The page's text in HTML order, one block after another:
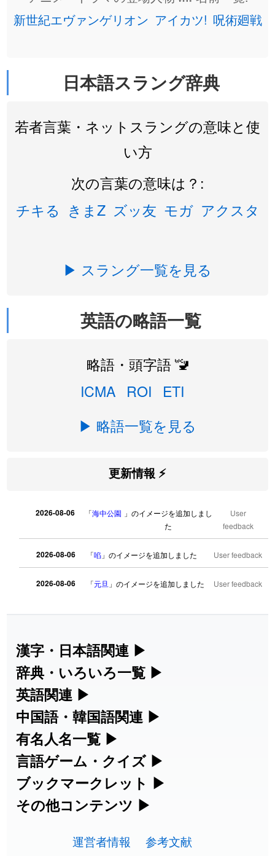
新世紀エヴァンゲリオン アイカツ! 呪術廻戦
日本語スラング辞典
若者言葉・ネットスラングの意味と使
い方
次の言葉の意味は？:
チキる きまZ ズッ友 モガ アクスタ
▶ スラング一覧を見る
英語の略語一覧
略語・頭字語 🚾
ICMA
ROI
ETI
▶ 略語一覧を見る
更新情報 ⚡
2026-08-06 「海中公園 」のイメージを追加しまし
た
User
feedback
2026-08-06 「啗 」のイメージを追加しました User feedback
2026-08-06 「元旦 」のイメージを追加しました User feedback
2026-08-06 「 」のイメージを追加しました
2026-08-06 「 胆石」のイメージを追加しました
2026-08-06 「
2026-08-06
2026-08-06 」のイメージを追加しました
2026-08-06 「截 」のイメージを追加しました
2026-08-06 「発売 」のイメージを追加しました
2026-08-06 「大筋」のイメージを追加しました
漢字・日本語関連 ▶
漢字の読み方検索、手書き入力、書き順
練習など、日本語学習に役立つツールを
集めています。
人名漢字辞典 - 読み方検索
手書き漢字入力
漢字の書き方・書き順 書き取り練習
辞典・いろいろ一覧 ▶
部首・画数別の漢字一覧、熟語辞典、地
名・駅名検索など、各種リファレンスツ
ールです。
部首画数別漢字一覧
常用漢字一覧
英語関連 ▶
カタカナ語・略語の意味検索、発音記
号、リスニング練習など英語学習ツール
です。
カタカナ語の意味・発音・類語辞典
英語の発音記号一覧
中国語・韓国語関連 ▶
中国語のピンイン変換、韓国語の手書き
入力など、アジア言語学習ツールです。
手書き中国語入力 変換ツール
有名人名一覧 ▶
海外セレブやスポーツ選手の名前の読み
方・発音を確認できます。
海外有名人の苗字・名前一覧と発音
言語ゲーム・クイズ ▶
四字熟語パズルや漢字クイズなど、楽し
みながら学べるゲームです。
ブックマークレット ▶
ブラウザに登録して、どのサイトからで
す。
その他コンテンツ ▶
その他の便利ツールです。
運営者情報 参考文献